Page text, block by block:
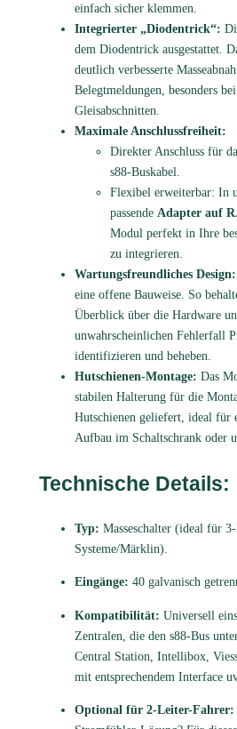
einfach sicher klemmen.
Integrierter „Diodentrick“:
dem Diodentrick ausgestattet.
deutlich verbesserte
Belegtmeldungen, besonders
Gleisabschnitten.
Maximale Anschlussfreiheit:
Direkter Anschluss für
s88-Buskabel.
Flexibel erweiterbar: In
passende Adapter auf
Modul perfekt in Ihre
zu integrieren.
Wartungsfreundliches Design:
eine offene Bauweise. So
Überblick über die Hardware
unwahrscheinlichen Fehlerfall
identifizieren und beheben.
Hutschienen-Montage: Das
stabilen Halterung für die
Hutschienen geliefert, ideal für
Aufbau im Schaltschrank oder
Technische Details:
Typ: Masseschalter (ideal für
Systeme/Märklin).
Eingänge: 40 galvanisch
Kompatibilität: Universell
Zentralen, die den s88-Bus
Central Station, Intellibox,
mit entsprechendem Interface
Optional für 2-Leiter-Fahrer: